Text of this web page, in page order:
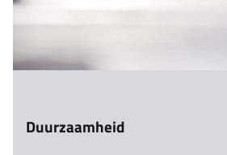
Duurzaamheid